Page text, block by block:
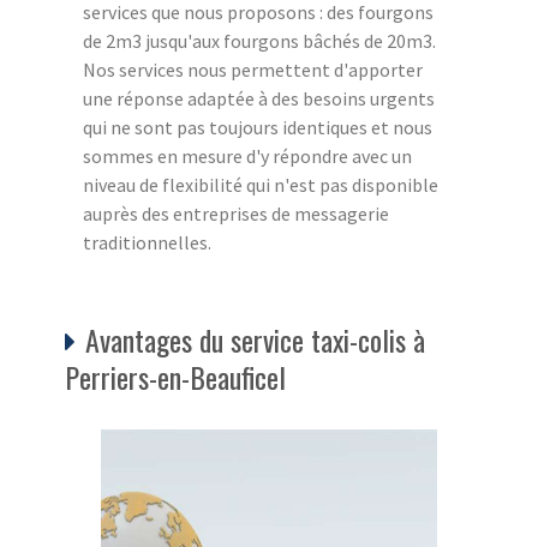
services que nous proposons : des fourgons
de 2m3 jusqu'aux fourgons bâchés de 20m3.
Nos services nous permettent d'apporter
une réponse adaptée à des besoins urgents
qui ne sont pas toujours identiques et nous
sommes en mesure d'y répondre avec un
niveau de flexibilité qui n'est pas disponible
auprès des entreprises de messagerie
traditionnelles.
Avantages du service taxi-colis à
Perriers-en-Beauficel